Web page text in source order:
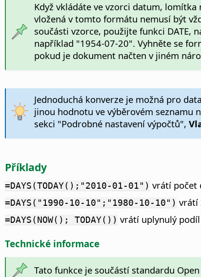
Když vkládáte ve vzorci datum,
vložená v tomto formátu nemusí být
součásti vzorce, použijte funkci DATE,
například "1954-07-20". Vyhněte se
pokud je dokument načten v jiném
Jednoduchá konverze je možná pro
jinou hodnotu ve výběrovém seznamu
sekci "Podrobné nastavení výpočtů",
Příklady
=DAYS(TODAY();"2010-01-01") vrátí počet
=DAYS("1990-10-10";"1980-10-10") vrátí
=DAYS(NOW(); TODAY()) vrátí uplynulý
Technické informace
Tato funkce je součástí standardu